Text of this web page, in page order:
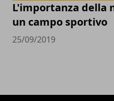
L'importanza della
un campo sportivo
25/09/2019